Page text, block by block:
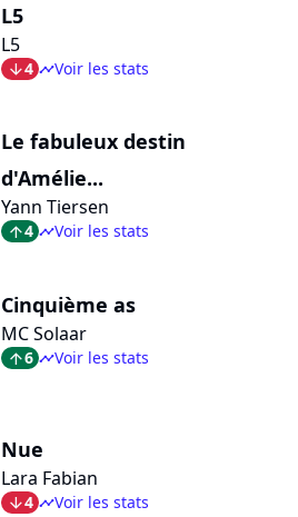
L5
L5
arrow_bot4 timelineVoir les stats
Le fabuleux destin
d'Amélie...
Yann Tiersen
arrow_top4 timelineVoir les stats
Cinquième as
MC Solaar
arrow_top6 timelineVoir les stats
Nue
Lara Fabian
arrow_bot4 timelineVoir les stats